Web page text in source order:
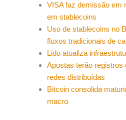
VISA faz demissão em
em stablecoins
Uso de stablecoins no
fluxos tradicionais de
Lido atualiza
Apostas terão registros
redes distribuídas
Bitcoin consolida
macro